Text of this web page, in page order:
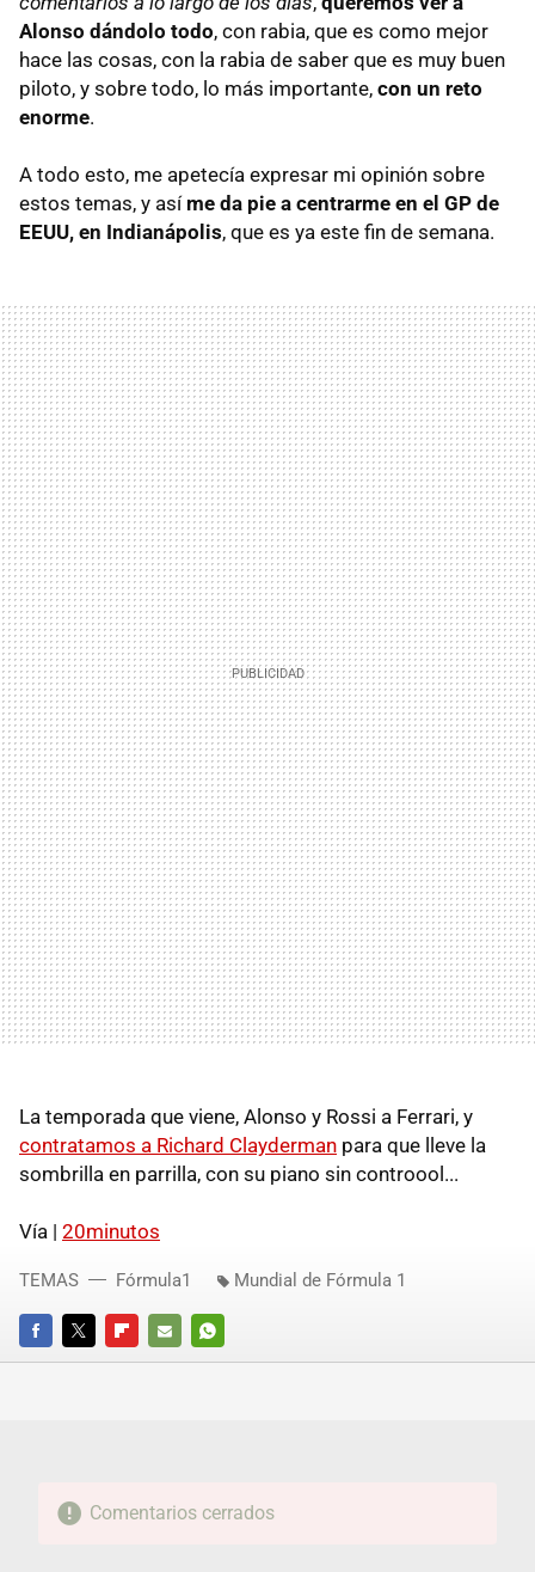
Alonso dándolo todo, con rabia, que es como mejor
hace las cosas, con la rabia de saber que es muy buen
piloto, y sobre todo, lo más importante, con un reto
enorme.
A todo esto, me apetecía expresar mi opinión sobre
estos temas, y así me da pie a centrarme en el GP de
EEUU, en Indianápolis, que es ya este fin de semana.
La temporada que viene, Alonso y Rossi a Ferrari, y
contratamos a Richard Clayderman para que lleve la
sombrilla en parrilla, con su piano sin controool...
Vía | 20minutos
FACEBOOKTWITTERFLIPBOARD
E-
WHATSAPP
TEMAS Fórmula1 Mundial de Fórmula 1
Comentarios cerrados